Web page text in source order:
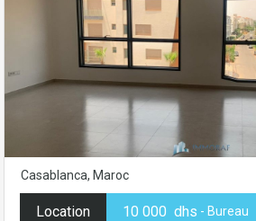
Casablanca, Maroc
Location 10 000 dhs - Bureau